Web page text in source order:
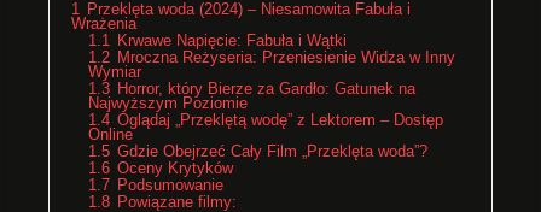
1 Przeklęta woda (2024) – Niesamowita Fabuła i
Wrażenia
1.1 Krwawe Napięcie: Fabuła i Wątki
1.2 Mroczna Reżyseria: Przeniesienie Widza w Inny
Wymiar
1.3 Horror, który Bierze za Gardło: Gatunek na
Najwyższym Poziomie
1.4 Oglądaj „Przeklętą wodę” z Lektorem – Dostęp
Online
1.5 Gdzie Obejrzeć Cały Film „Przeklęta woda”?
1.6 Oceny Krytyków
1.7 Podsumowanie
1.8 Powiązane filmy: